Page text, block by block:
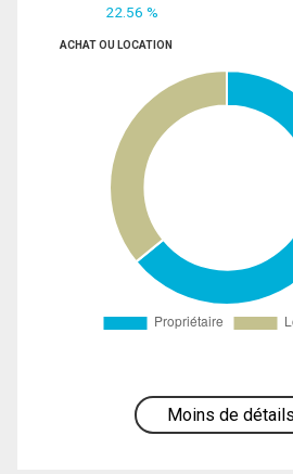
22.56 %
ACHAT OU LOCATION
Moins de détails